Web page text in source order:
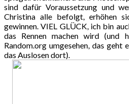
sind dafür Voraussetzung und
Christina alle befolgt, erhöhen
gewinnen. VIEL GLÜCK, ich bin
das Rennen machen wird (und
Random.org umgesehen, das geht
das Auslosen dort).